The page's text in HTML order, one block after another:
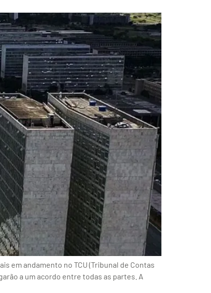
em andamento no TCU (Tribunal de Contas
a um acordo entre todas as partes. A